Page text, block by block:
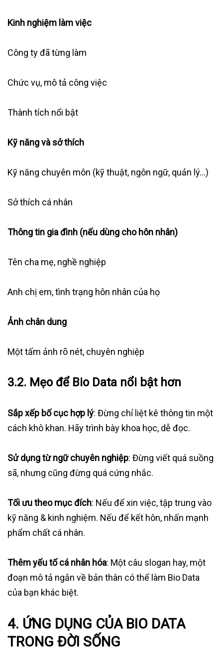
Kinh nghiệm làm việc
Công ty đã từng làm
Chức vụ, mô tả công việc
Thành tích nổi bật
Kỹ năng và sở thích
Kỹ năng chuyên môn (kỹ thuật, ngôn ngữ, quản lý…)
Sở thích cá nhân
Thông tin gia đình (nếu dùng cho hôn nhân)
Tên cha mẹ, nghề nghiệp
Anh chị em, tình trạng hôn nhân của họ
Ảnh chân dung
Một tấm ảnh rõ nét, chuyên nghiệp
3.2. Mẹo để Bio Data nổi bật hơn
Sắp xếp bố cục hợp lý: Đừng chỉ liệt kê thông tin một
cách khô khan. Hãy trình bày khoa học, dễ đọc.
Sử dụng từ ngữ chuyên nghiệp: Đừng viết quá suồng
sã, nhưng cũng đừng quá cứng nhắc.
Tối ưu theo mục đích: Nếu để xin việc, tập trung vào
kỹ năng & kinh nghiệm. Nếu để kết hôn, nhấn mạnh
phẩm chất cá nhân.
Thêm yếu tố cá nhân hóa: Một câu slogan hay, một
đoạn mô tả ngắn về bản thân có thể làm Bio Data
của bạn khác biệt.
4. ỨNG DỤNG CỦA BIO DATA
TRONG ĐỜI SỐNG